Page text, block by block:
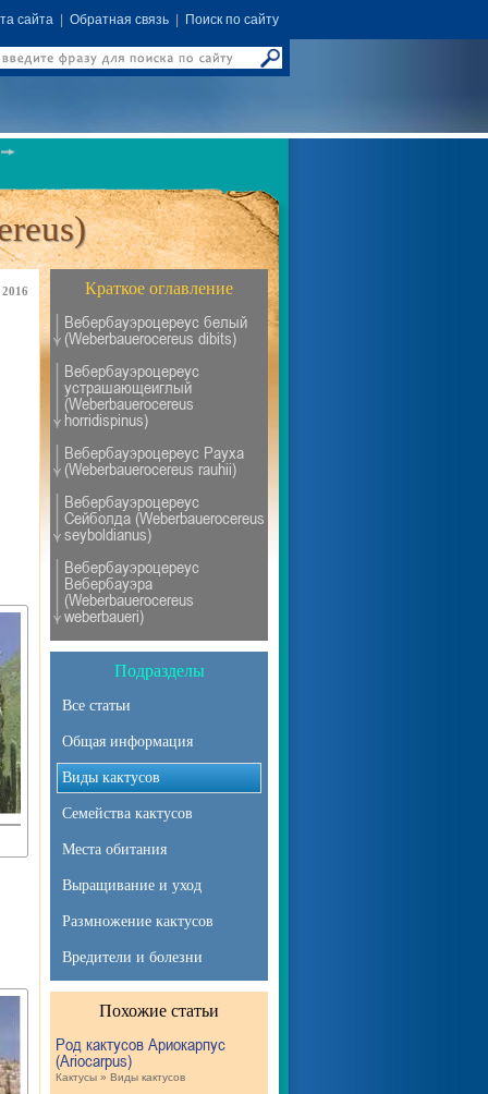
сайта Обратная связь Поиск по сайту
Краткое оглавление
Вебербауэроцереус белый
(Weberbauerocereus dibits)
Вебербауэроцереус
устрашающеиглый
(Weberbauerocereus
horridispinus)
Вебербауэроцереус Рауха
(Weberbauerocereus rauhii)
Вебербауэроцереус
Сейболда (Weberbauerocereus
seyboldianus)
Вебербауэроцереус
Вебербауэра
(Weberbauerocereus
weberbaueri)
Подразделы
Все статьи
Общая информация
Виды кактусов
Семейства кактусов
Места обитания
Выращивание и уход
Размножение кактусов
Вредители и болезни
Похожие статьи
Род кактусов Ариокарпус
(Ariocarpus)
Кактусы » Виды кактусов